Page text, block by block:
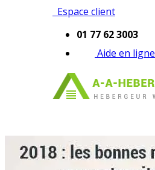
Espace client
01 77 62 3003
Aide en ligne